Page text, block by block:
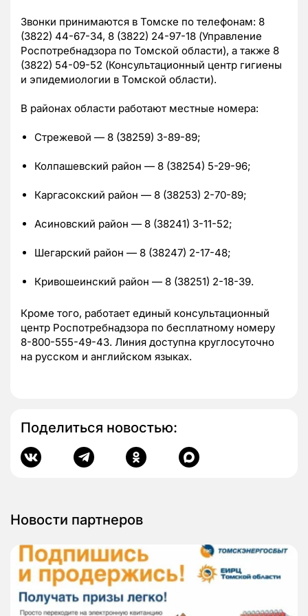
Звонки принимаются в Томске по телефонам: 8
(3822) 44-67-34, 8 (3822) 24-97-18 (Управление
Роспотребнадзора по Томской области), а также 8
(3822) 54-09-52 (Консультационный центр гигиены
и эпидемиологии в Томской области).
В районах области работают местные номера:
Стрежевой — 8 (38259) 3-89-89;
Колпашевский район — 8 (38254) 5-29-96;
Каргасокский район — 8 (38253) 2-70-89;
Асиновский район — 8 (38241) 3-11-52;
Шегарский район — 8 (38247) 2-17-48;
Кривошеинский район — 8 (38251) 2-18-39.
Кроме того, работает единый консультационный
центр Роспотребнадзора по бесплатному номеру
8-800-555-49-43. Линия доступна круглосуточно
на русском и английском языках.
Поделиться новостью:
Новости партнеров